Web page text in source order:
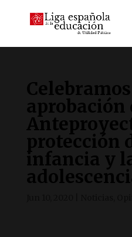
aprobación
protección
infancia y